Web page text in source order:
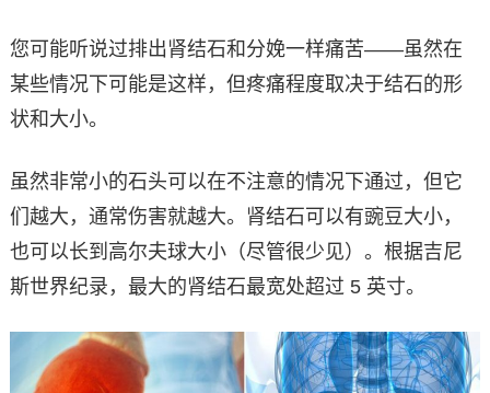
您可能听说过排出肾结石和分娩一样痛苦——虽然在
某些情况下可能是这样，但疼痛程度取决于结石的形
状和大小。
虽然非常小的石头可以在不注意的情况下通过，但它
们越大，通常伤害就越大。肾结石可以有豌豆大小，
也可以长到高尔夫球大小（尽管很少见）。根据吉尼
斯世界纪录，最大的肾结石最宽处超过 5 英寸。